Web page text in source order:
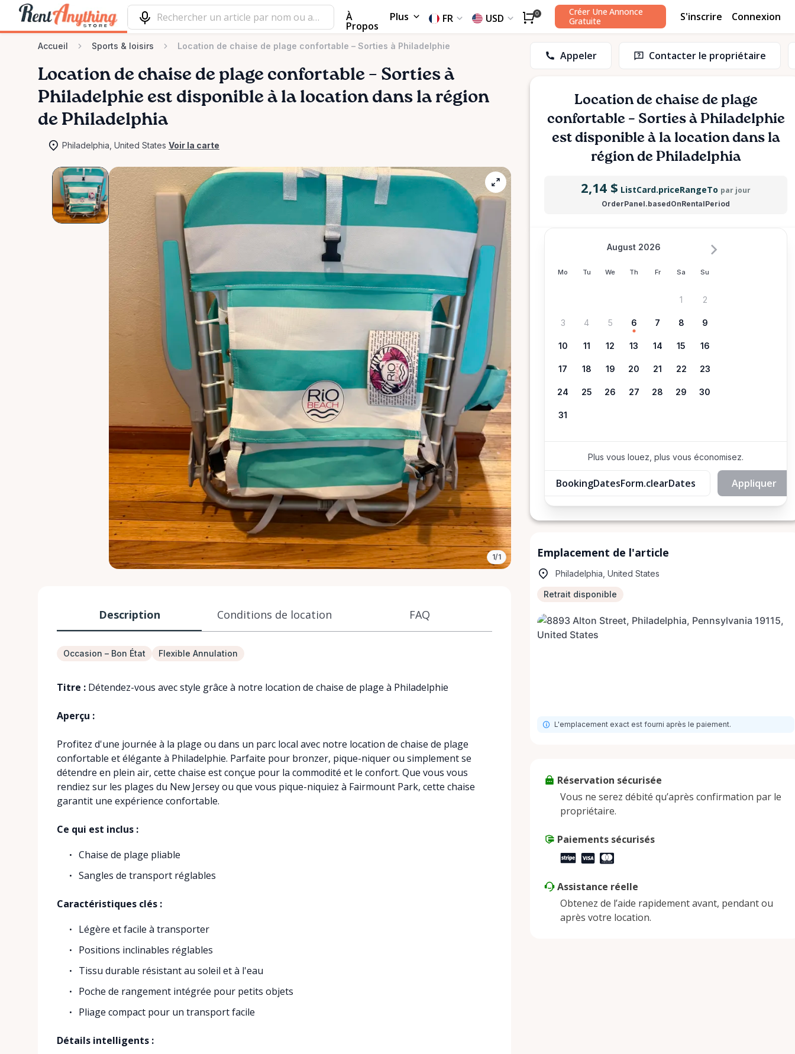
À
Propos
Plus FR USD 0
Créer Une Annonce
Gratuite
S'inscrire Connexion
Accueil Sports & loisirs Location de chaise de plage confortable – Sorties à Philadelphie
Location de chaise de plage confortable – Sorties à
Philadelphie est disponible à la location dans la région
de Philadelphia
Philadelphia, United States Voir la carte
1/1
Description Conditions de location FAQ
Occasion – Bon État Flexible Annulation
Titre : Détendez-vous avec style grâce à notre location de chaise de plage à Philadelphie
Aperçu :
Profitez d'une journée à la plage ou dans un parc local avec notre location de chaise de plage
confortable et élégante à Philadelphie. Parfaite pour bronzer, pique-niquer ou simplement se
détendre en plein air, cette chaise est conçue pour la commodité et le confort. Que vous vous
rendiez sur les plages du New Jersey ou que vous pique-niquiez à Fairmount Park, cette chaise
garantit une expérience confortable.
Ce qui est inclus :
Chaise de plage pliable
Sangles de transport réglables
Caractéristiques clés :
Légère et facile à transporter
Positions inclinables réglables
Tissu durable résistant au soleil et à l'eau
Poche de rangement intégrée pour petits objets
Pliage compact pour un transport facile
Détails intelligents :
Appeler Contacter le propriétaire
Location de chaise de plage
confortable – Sorties à Philadelphie
est disponible à la location dans la
région de Philadelphia
2,14 $ ListCard.priceRangeTo par jour
OrderPanel.basedOnRentalPeriod
Mo Tu We Th Fr Sa Su
August 2026
1 2
3 4 5 6 7 8 9
10 11 12 13 14 15 16
17 18 19 20 21 22 23
24 25 26 27 28 29 30
31
Plus vous louez, plus vous économisez.
BookingDatesForm.clearDates Appliquer
Emplacement de l'article
Philadelphia, United States
Retrait disponible
L'emplacement exact est fourni après le paiement.
Réservation sécurisée
Vous ne serez débité qu’après confirmation par le
propriétaire.
Paiements sécurisés
Assistance réelle
Obtenez de l’aide rapidement avant, pendant ou
après votre location.